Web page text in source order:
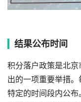
结果公布时间
积分落户政策是北
出的一项重要举措
特定的时间段内公